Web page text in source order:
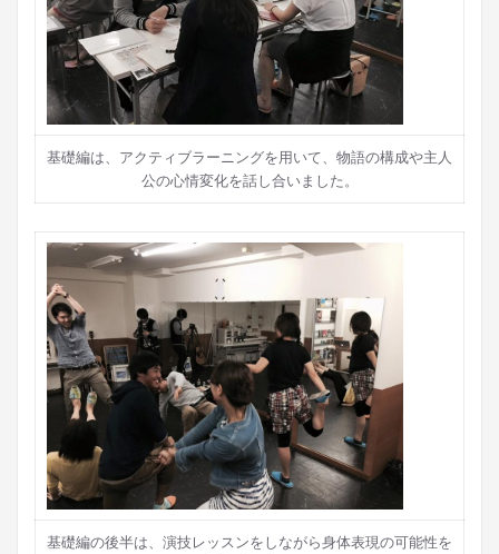
基礎編は、アクティブラーニングを用いて、物語の構成や主人
公の心情変化を話し合いました。
基礎編の後半は、演技レッスンをしながら身体表現の可能性を